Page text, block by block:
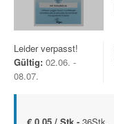
Leider verpasst!
Gültig: 02.06. -
08.07.